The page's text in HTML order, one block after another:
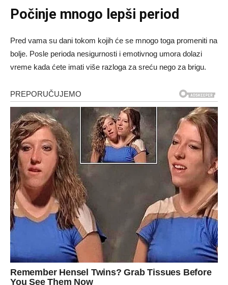
Počinje mnogo lepši period
Pred vama su dani tokom kojih će se mnogo toga promeniti na
bolje. Posle perioda nesigurnosti i emotivnog umora dolazi
vreme kada ćete imati više razloga za sreću nego za brigu.